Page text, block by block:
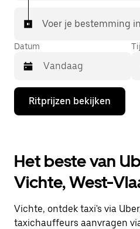
Voer je bestemming in
Datum
Druk
de
de
agenda
te
openen
een
datum
Ritprijzen bekijken
Het beste van
Vichte, West-
Vichte, ontdek taxi's via
taxichauffeurs aanvragen